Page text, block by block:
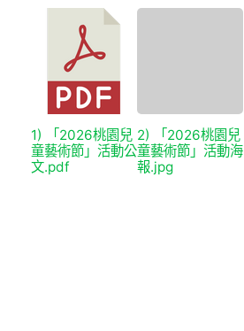
1) 「2026桃園兒
童藝術節」活動公
文.pdf
2) 「2026桃園兒
童藝術節」活動海
報.jpg